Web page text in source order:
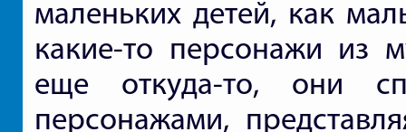
маленьких детей, как
какие-то персонажи из
еще откуда-то, они
персонажами,